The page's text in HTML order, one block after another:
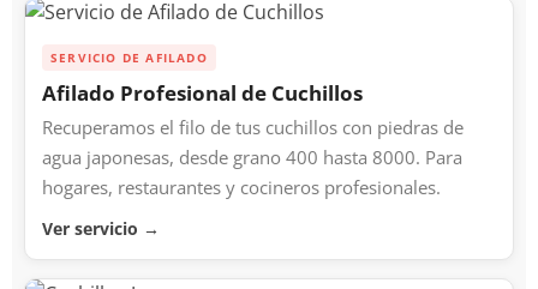
SERVICIO DE AFILADO
Afilado Profesional de Cuchillos
Recuperamos el filo de tus cuchillos con piedras de
agua japonesas, desde grano 400 hasta 8000. Para
hogares, restaurantes y cocineros profesionales.
Ver servicio →